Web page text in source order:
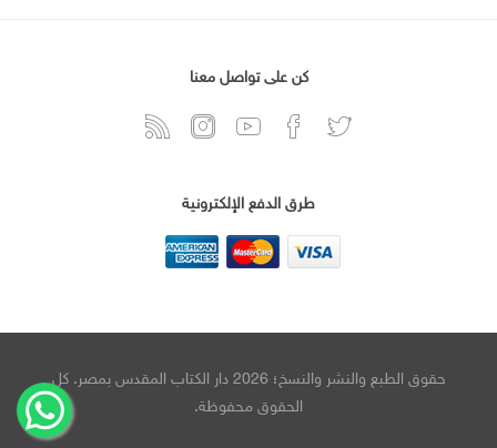
كن على تواصل معنا
طرق الدفع الإلكترونية
حقوق الطبع والنشر والنسخ؛ 2026 دار الكتاب المقدس بمصر. كل
الحقوق محفوظة.